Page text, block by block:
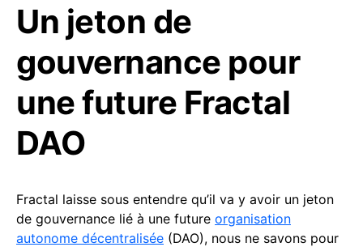
Un jeton de
gouvernance pour
une future Fractal
DAO
Fractal laisse sous entendre qu’il va y avoir un jeton
de gouvernance lié à une future organisation
autonome décentralisée (DAO), nous ne savons pour